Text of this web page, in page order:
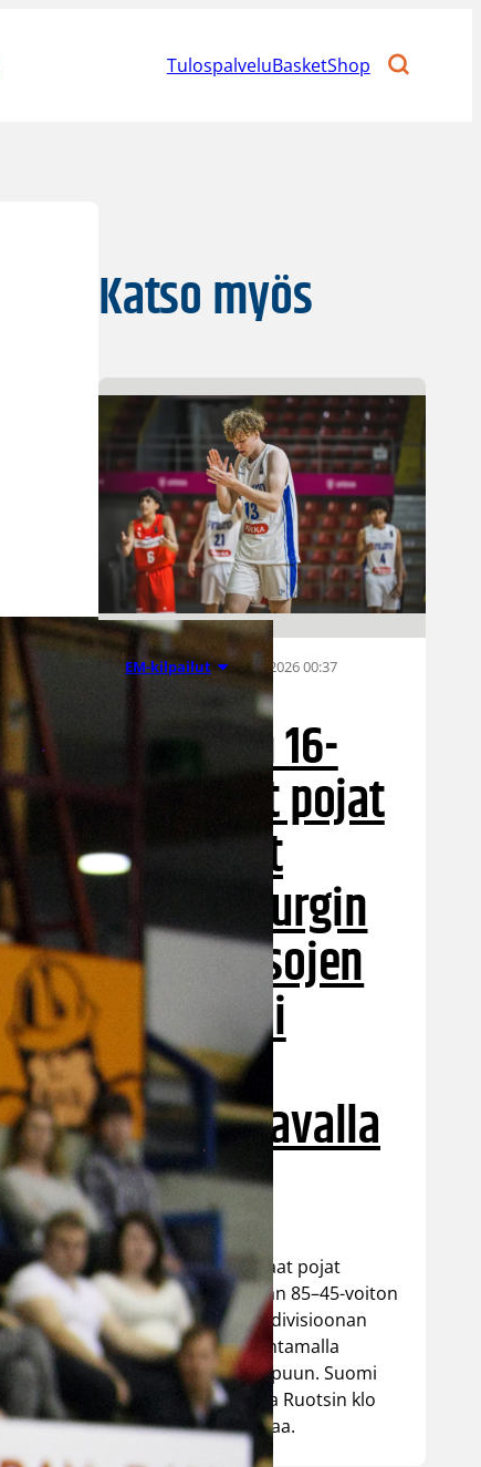
TulospalveluBasketShop
Katso myös
EM-kilpailut 08.08.2026 00:37
Suomen 16-
vuotiaat pojat
voittivat
Luxemburgin
– EM-kisojen
voittotili
aukesi
vakuuttavalla
pelillä
Suomen 16-vuotiaat pojat
ottivat vakuuttavan 85–45-voiton
Luxemburgista B-divisioonan
EM-kilpailuissa johtamalla
ottelua alusta loppuun. Suomi
kohtaa huomenna Ruotsin klo
19.30 Suomen aikaa.